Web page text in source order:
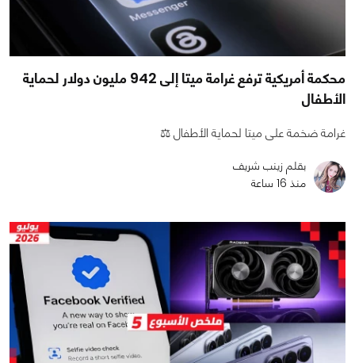
محكمة أمريكية ترفع غرامة ميتا إلى 942 مليون دولار لحماية
الأطفال
غرامة ضخمة على ميتا لحماية الأطفال ⚖️
بقلم زينب شريف
منذ 16 ساعة